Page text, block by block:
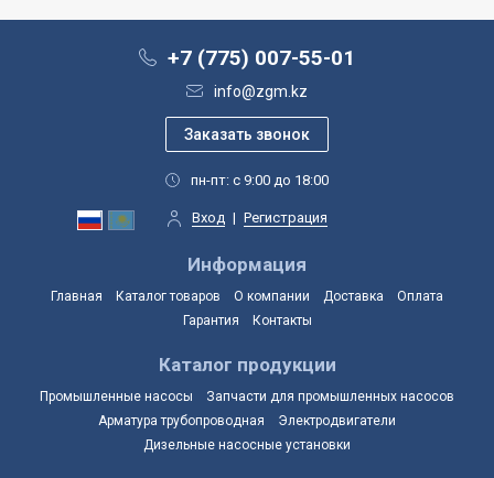
+7 (775) 007-55-01
info@zgm.kz
пн-пт: с 9:00 до 18:00
Вход | Регистрация
Информация
Главная Каталог товаров О компании Доставка
Оплата
Гарантия
Контакты
Каталог продукции
Промышленные насосы
Запчасти для промышленных насосов
Арматура трубопроводная
Электродвигатели
Дизельные насосные установки